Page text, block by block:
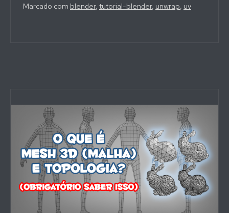
e
etc)
Marcado com blender, tutorial-blender, unwrap, uv